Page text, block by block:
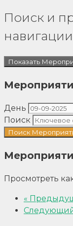
Поиск и
навигации
Показать
День
Поиск
Просмотреть
«